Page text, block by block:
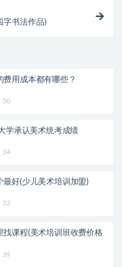
字书法作品)
费用成本都有哪些？
50
学承认美术统考成绩
34
最好(少儿美术培训加盟)
32
找课程(美术培训班收费价格
39